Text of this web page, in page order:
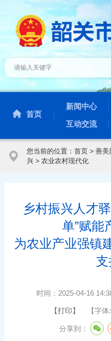
首页
新闻中心
互动交流
您当前的位置： 首页> 善美
兴> 农业农村现代化
乡村振兴人才
单”赋能
为农业产业强镇
时间： 2025-04-16
【打印】 【字体:
分享到：